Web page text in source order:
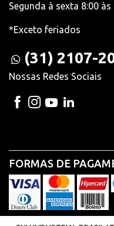
Segunda à sexta 8:00 às
*Exceto feriados
(31) 2107-
Nossas Redes Sociais
FORMAS DE